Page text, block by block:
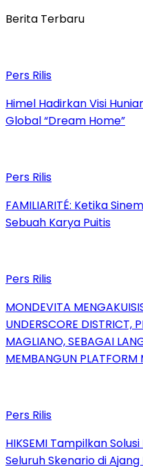
Berita Terbaru
Pers Rilis
Himel Hadirkan Visi
Global “Dream Home”
Pers Rilis
FAMILIARITÉ: Ketika
Sebuah Karya Puitis
Pers Rilis
MONDEVITA
UNDERSCORE DISTRICT,
MAGLIANO, SEBAGAI
MEMBANGUN PLATFORM
Pers Rilis
HIKSEMI Tampilkan
Seluruh Skenario di